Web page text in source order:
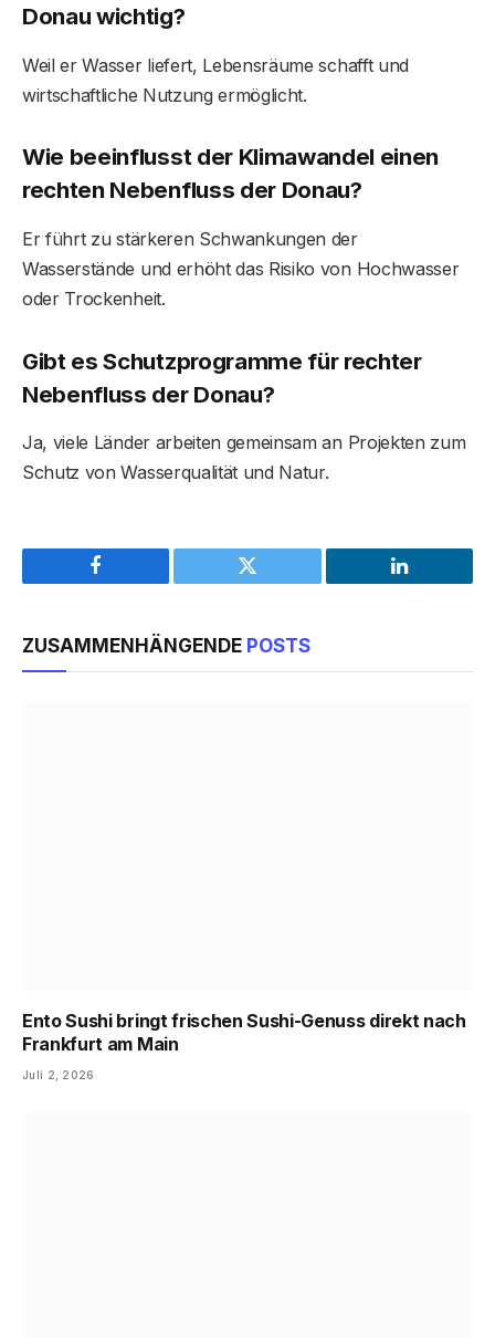
Donau wichtig?
Weil er Wasser liefert, Lebensräume schafft und
wirtschaftliche Nutzung ermöglicht.
Wie beeinflusst der Klimawandel einen
rechten Nebenfluss der Donau?
Er führt zu stärkeren Schwankungen der
Wasserstände und erhöht das Risiko von Hochwasser
oder Trockenheit.
Gibt es Schutzprogramme für rechter
Nebenfluss der Donau?
Ja, viele Länder arbeiten gemeinsam an Projekten zum
Schutz von Wasserqualität und Natur.
Facebook Twitter LinkedIn
ZUSAMMENHÄNGENDE POSTS
Ento Sushi bringt frischen Sushi-Genuss direkt nach
Frankfurt am Main
Juli 2, 2026